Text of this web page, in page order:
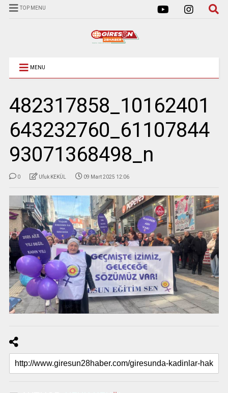
TOP MENU
MENU
482317858_10162401
643232760_61107844
93071368498_n
0 Ufuk KEKÜL 09 Mart 2025 12:06